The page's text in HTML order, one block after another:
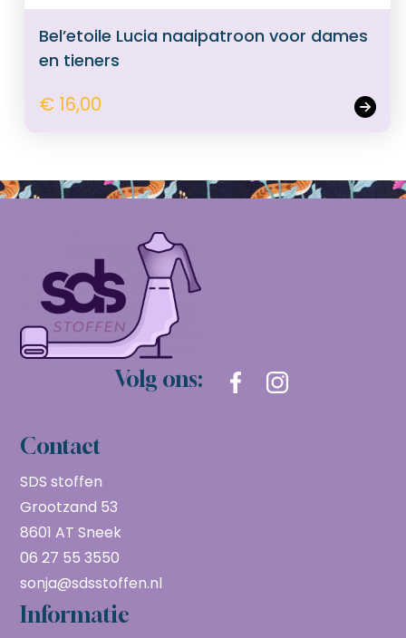
Bel’etoile Lucia naaipatroon voor dames
en tieners
€ 16,00
Volg ons:
Contact
SDS stoffen
Grootzand 53
8601 AT Sneek
06 27 55 3550
sonja@sdsstoffen.nl
Informatie